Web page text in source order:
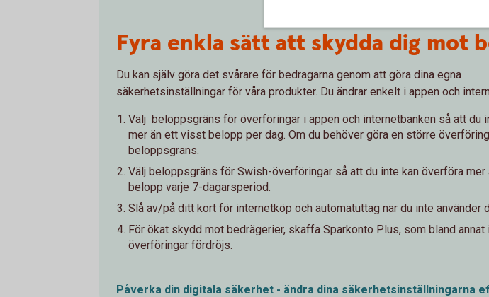
Fyra enkla sätt att skydda dig mot
Du kan själv göra det svårare för bedragarna genom att göra dina egna
säkerhetsinställningar för våra produkter. Du ändrar enkelt i appen och
Välj beloppsgräns för överföringar i appen och internetbanken så att du
mer än ett visst belopp per dag. Om du behöver göra en större
beloppsgräns.
Välj beloppsgräns för Swish-överföringar så att du inte kan överföra
belopp varje 7-dagarsperiod.
Slå av/på ditt kort för internetköp och automatuttag när du inte använder
För ökat skydd mot bedrägerier, skaffa Sparkonto Plus, som bland annat
överföringar fördröjs.
Påverka din digitala säkerhet - ändra dina säkerhetsinställningarna